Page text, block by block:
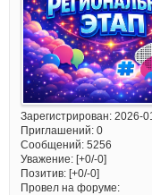
Зарегистрирован: 2026-
Приглашений:0
Сообщений:5256
Уважение: [+0/-0]
Позитив: [+0/-0]
Провел на форуме: